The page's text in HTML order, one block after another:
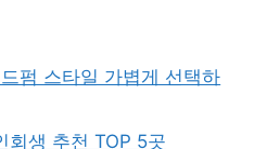
펌 스타일 가볍게 선택하
회생 추천 TOP 5곳